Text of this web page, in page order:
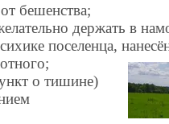
бешенства;
держать в
поселенца,
о тишине)